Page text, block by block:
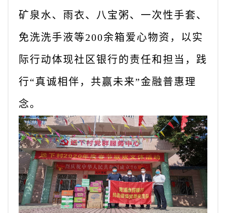
矿泉水、雨衣、八宝粥、一次性手套、
免洗洗手液等200余箱爱心物资，以实
际行动体现社区银行的责任和担当，践
行“真诚相伴，共赢未来”金融普惠理
念。